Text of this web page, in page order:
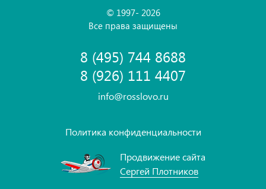
© 1997- 2026
Все права защищены
8 (495) 744 8688
8 (926) 111 4407
info@rosslovo.ru
Политика конфиденциальности
Продвижение сайта
Сергей Плотников